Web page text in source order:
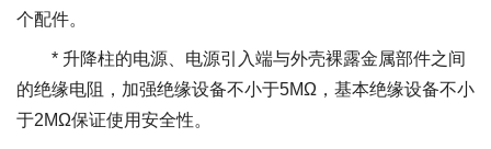
个配件。
* 升降柱的电源、电源引入端与外壳裸露金属部件之间
的绝缘电阻，加强绝缘设备不小于5MΩ，基本绝缘设备不小
于2MΩ保证使用安全性。